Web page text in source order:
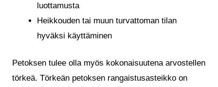
luottamusta
Heikkouden tai muun turvattoman tilan
hyväksi käyttäminen
Petoksen tulee olla myös kokonaisuutena arvostellen
törkeä. Törkeän petoksen rangaistusasteikko on